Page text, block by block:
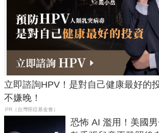
立即諮詢HPV！是對自己健康最好的
不嫌晚！
PR（台灣癌症基金會）
恐怖 AI 濫用！美國